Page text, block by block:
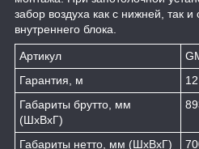
забор воздуха как с нижней, так
внутреннего блока.
Артикул
Гарантия, м
12
Габариты брутто, мм
(ШxВxГ)
Габариты нетто, мм (ШxВxГ)